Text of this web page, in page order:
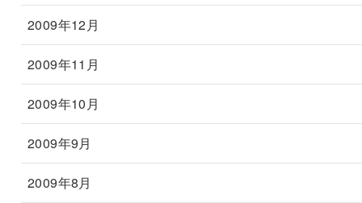
2009年12月
2009年11月
2009年10月
2009年9月
2009年8月